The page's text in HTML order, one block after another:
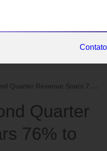
Contato
Revenue Soars 76% to $18.5 Million...
Quarter
76% to